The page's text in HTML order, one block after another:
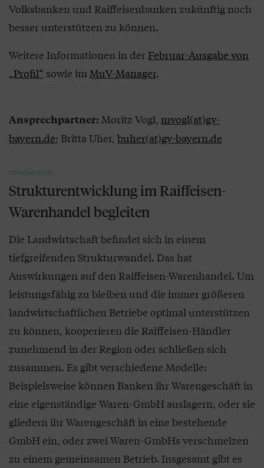
Volksbanken und Raiffeisenbanken zukünftig noch
besser unterstützen zu können.
Weitere Informationen in derFebruar-Ausgabe von
„Profil“ sowie im MuV-Manager.
Ansprechpartner: Moritz Vogl, mvogl(at)gv-
bayern.de; Britta Uher, buher(at)gv-bayern.de
Strukturentwicklung im Raiffeisen-
Warenhandel begleiten
Die Landwirtschaft befindet sich in einem
tiefgreifenden Strukturwandel. Das hat
Auswirkungen auf den Raiffeisen-Warenhandel. Um
leistungsfähig zu bleiben und die immer größeren
landwirtschaftlichen Betriebe optimal unterstützen
zu können, kooperieren die Raiffeisen-Händler
zunehmend in der Region oder schließen sich
zusammen. Es gibt verschiedene Modelle:
Beispielsweise können Banken ihr Warengeschäft in
eine eigenständige Waren-GmbH auslagern, oder sie
gliedern ihr Warengeschäft in eine bestehende
GmbH ein, oder zwei Waren-GmbHs verschmelzen
zu einem gemeinsamen Betrieb. Insgesamt gibt es